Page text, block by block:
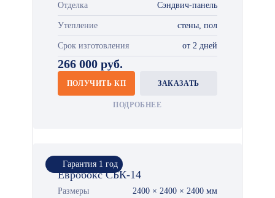
Отделка Сэндвич-панель
Утепление стены, пол
Срок изготовления от 2 дней
266 000 руб.
ПОЛУЧИТЬ КП ЗАКАЗАТЬ
ПОДРОБНЕЕ
Гарантия 1 год
Евробокс СБК-14
Размеры 2400 × 2400 × 2400 мм